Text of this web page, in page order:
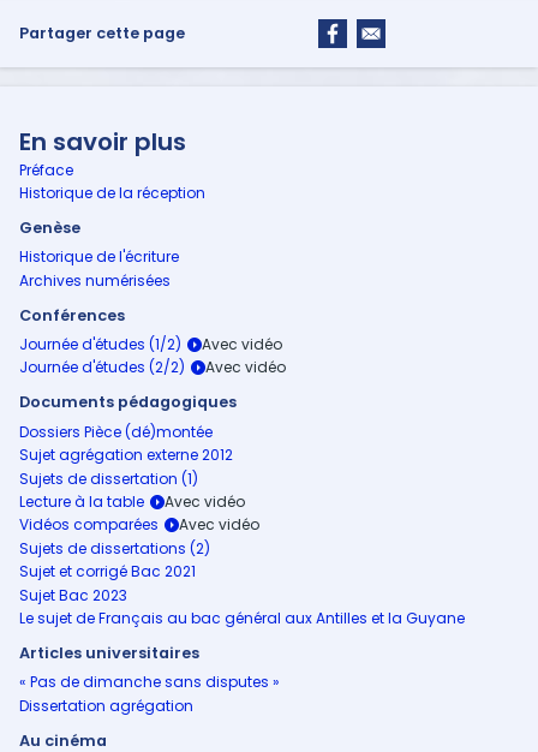
Partager cette page
En savoir plus
Préface
Historique de la réception
Genèse
Historique de l'écriture
Archives numérisées
Conférences
Journée d'études (1/2)
Journée d'études (2/2)
Documents pédagogiques
Dossiers Pièce (dé)montée
Sujet agrégation externe 2012
Sujets de dissertation (1)
Lecture à la table
Vidéos comparées
Sujets de dissertations (2)
Sujet et corrigé Bac 2021
Sujet Bac 2023
Le sujet de Français au bac général aux Antilles et la Guyane
Articles universitaires
« Pas de dimanche sans disputes »
Dissertation agrégation
Au cinéma